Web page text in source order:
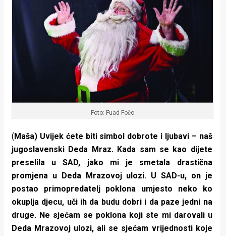
Foto: Fuad Fočo
(Maša) Uvijek ćete biti simbol dobrote i ljubavi – naš
jugoslavenski Deda Mraz. Kada sam se kao dijete
preselila u SAD, jako mi je smetala drastična
promjena u Deda Mrazovoj ulozi. U SAD-u, on je
postao primopredatelj poklona umjesto neko ko
okuplja djecu, uči ih da budu dobri i da paze jedni na
druge. Ne sjećam se poklona koji ste mi darovali u
Deda Mrazovoj ulozi, ali se sjećam vrijednosti koje